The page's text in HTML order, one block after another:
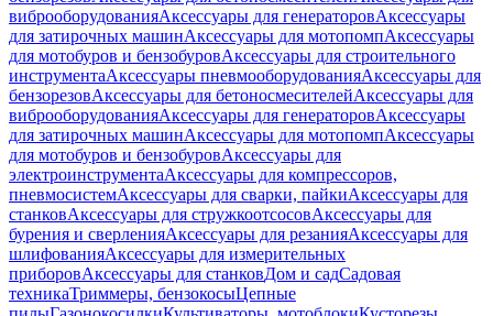
виброоборудованияАксессуары для генераторовАксессуары
для затирочных машинАксессуары для мотопомпАксессуары
для мотобуров и бензобуровАксессуары для строительного
инструментаАксессуары пневмооборудованияАксессуары для
бензорезовАксессуары для бетоносмесителейАксессуары для
виброоборудованияАксессуары для генераторовАксессуары
для затирочных машинАксессуары для мотопомпАксессуары
для мотобуров и бензобуровАксессуары для
электроинструментаАксессуары для компрессоров,
пневмосистемАксессуары для сварки, пайкиАксессуары для
станковАксессуары для стружкоотсосовАксессуары для
бурения и сверленияАксессуары для резанияАксессуары для
шлифованияАксессуары для измерительных
приборовАксессуары для станковДом и садСадовая
техникаТриммеры, бензокосыЦепные